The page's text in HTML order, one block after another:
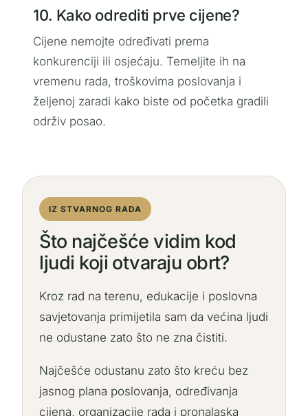
10. Kako odrediti prve cijene?
Cijene nemojte određivati prema
konkurenciji ili osjećaju. Temeljite ih na
vremenu rada, troškovima poslovanja i
željenoj zaradi kako biste od početka gradili
održiv posao.
IZ STVARNOG RADA
Što najčešće vidim kod
ljudi koji otvaraju obrt?
Kroz rad na terenu, edukacije i poslovna
savjetovanja primijetila sam da većina ljudi
ne odustane zato što ne zna čistiti.
Najčešće odustanu zato što kreću bez
jasnog plana poslovanja, određivanja
cijena, organizacije rada i pronalaska